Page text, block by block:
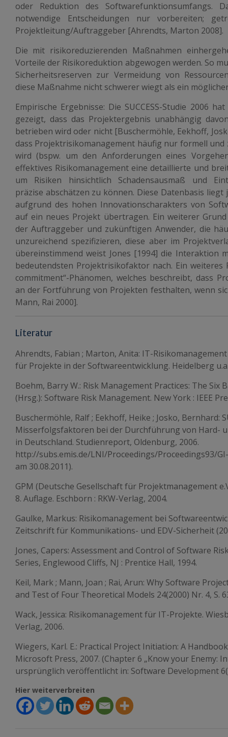
oder Reduktion des Softwarefunktionsumfangs.
notwendige Entscheidungen nur vorbereiten;
Projektleitung/Auftraggeber [Ahrendts, Marton 2008].
Die mit risikoreduzierenden Maßnahmen
Vorteile der Risikoreduktion abgewogen werden. So
Sicherheitsreserven zur Vermeidung von
diese Maßnahme nicht schwerer wiegt als ein
Empirische Ergebnisse: Die SUCCESS-Studie 2006
gezeigt, dass das Projektergebnis unabhängig
betrieben wird oder nicht [Buschermöhle, Eekhoff,
dass Projektrisikomanagement häufig nur formell
wird (bspw. um den Anforderungen eines
effektives Risikomanagement eine detaillierte und
um Risiken hinsichtlich Schadensausmaß und
präzise abschätzen zu können. Diese Datenbasis
aufgrund des hohen Innovationscharakters von
auf ein neues Projekt übertragen. Ein weiterer
der Auftraggeber und zukünftigen Anwender, die
unzureichend spezifizieren, diese aber im
übereinstimmend weist Jones [1994] die Interaktion
bedeutendsten Projektrisikofaktor nach. Ein weiteres
commitment“-Phänomen, welches beschreibt, dass
an der Fortführung von Projekten festhalten, wenn
Mann, Rai 2000].
Literatur
Ahrendts, Fabian ; Marton, Anita: IT-
für Projekte in der Softwareentwicklung. Heidelberg
Boehm, Barry W.: Risk Management Practices: The Six
(Hrsg.): Software Risk Management. New York : IEEE
Buschermöhle, Ralf ; Eekhoff, Heike ; Josko, Bernhard:
Misserfolgsfaktoren bei der Durchführung von Hard-
in Deutschland. Studienreport, Oldenburg, 2006.
http://subs.emis.de/LNI/Proceedings/Proceedings93/
am 30.08.2011).
GPM (Deutsche Gesellschaft für Projektmanagement
8. Auflage. Eschborn : RKW-Verlag, 2004.
Gaulke, Markus: Risikomanagement bei
Zeitschrift für Kommunikations- und EDV-Sicherheit
Jones, Capers: Assessment and Control of Software
Series, Englewood Cliffs, NJ : Prentice Hall, 1994.
Keil, Mark ; Mann, Joan ; Rai, Arun: Why Software
and Test of Four Theoretical Models 24(2000) Nr. 4, S.
Wack, Jessica: Risikomanagement für IT-Projekte.
Verlag, 2006.
Wiegers, Karl. E.: Practical Project Initiation: A
Microsoft Press, 2007. (Chapter 6 „Know your Enemy:
ursprünglich veröffentlicht in: Software Development
Hier weiterverbreiten